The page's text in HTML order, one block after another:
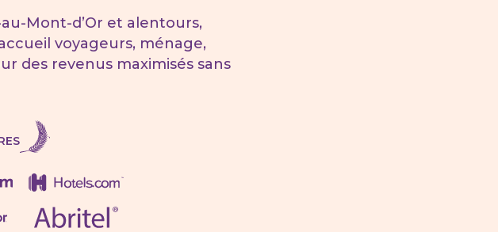
Mont-d’Or et alentours,
voyageurs, ménage,
des revenus maximisés sans